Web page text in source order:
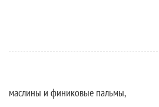
маслины и финиковые пальмы,